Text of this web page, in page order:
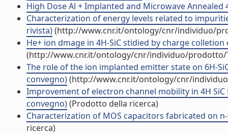
High Dose Al + Implanted and Microwave
Characterization of energy levels related to
rivista)(http://www.cnr.it/ontology/cnr/individuo/
He+ ion dmage in 4H-SiC stidied by charge
(http://www.cnr.it/ontology/cnr/individuo/prodotto/
The role of the ion implanted emitter state on 6H-
convegno)(http://www.cnr.it/ontology/cnr/
Improvement of electron channel mobility in 4H
convegno)(Prodotto della ricerca)
Characterization of MOS capacitors fabricated on
ricerca)